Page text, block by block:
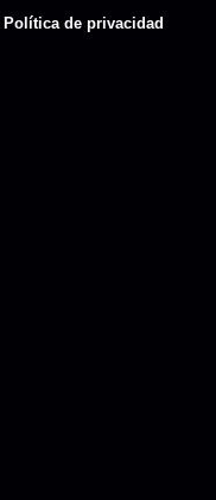
Política de privacidad